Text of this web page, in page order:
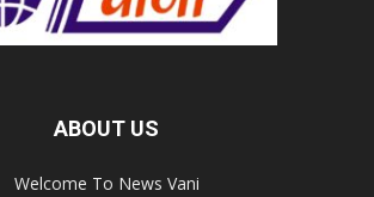
ABOUT US
Welcome To News Vani